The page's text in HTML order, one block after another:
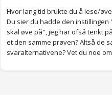
Hvor lang tid brukte du å lese/
Du sier du hadde den
skal øve på", jeg har ofså tenkt
et den samme prøven? Altså de
svaralternativene? Vet du noe